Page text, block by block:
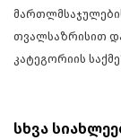
თვალსაზრისით
კატეგორიის
სხვა